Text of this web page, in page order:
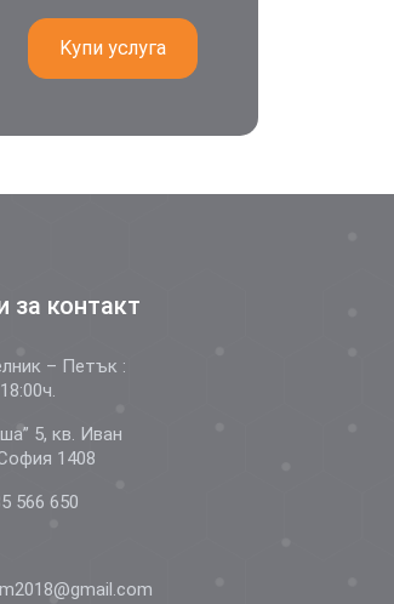
Kупи услуга
за контакт
– Петък :
5, кв. Иван
1408
566 650